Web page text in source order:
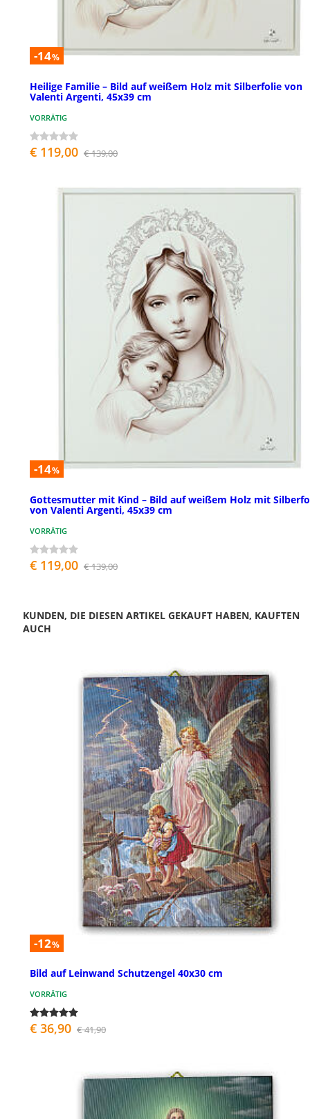
-14%
Heilige Familie – Bild auf weißem Holz mit Silberfolie von
Valenti Argenti, 45x39 cm
VORRÄTIG
€ 119,00 € 139,00
-14%
Gottesmutter mit Kind – Bild auf weißem Holz mit
von Valenti Argenti, 45x39 cm
VORRÄTIG
€ 119,00 € 139,00
KUNDEN, DIE DIESEN ARTIKEL GEKAUFT HABEN, KAUFTEN
AUCH
-12%
Bild auf Leinwand Schutzengel 40x30 cm
VORRÄTIG
€ 36,90 € 41,90